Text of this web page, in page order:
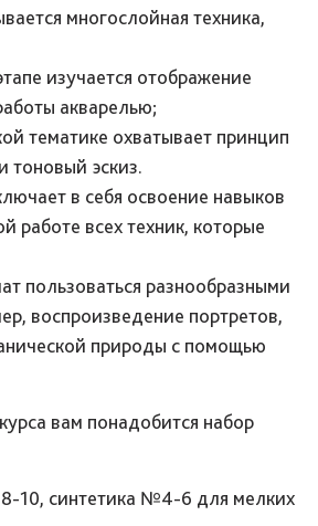
многослойная техника,
изучается отображение
акварелью;
тематике охватывает принцип
тоновый эскиз.
в себя освоение навыков
работе всех техник, которые
пользоваться разнообразными
воспроизведение портретов,
природы с помощью
вам понадобится набор
10, синтетика №4-6 для мелких